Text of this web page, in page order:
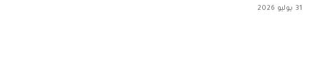
31 يوليو 2026